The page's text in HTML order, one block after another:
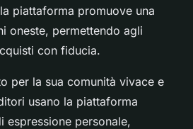
piattaforma promuove una
oneste, permettendo agli
con fiducia.
per la sua comunità vivace e
usano la piattaforma
espressione personale,